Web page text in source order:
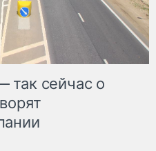
сейчас о